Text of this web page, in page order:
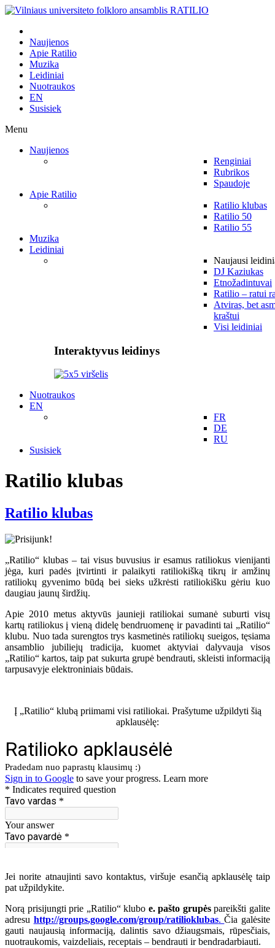
Naujienos
Apie Ratilio
Muzika
Leidiniai
Nuotraukos
EN
Susisiek
Menu
Naujienos
Renginiai
Rubrikos
Spaudoje
Apie Ratilio
Ratilio klubas
Ratilio 50
Ratilio 55
Muzika
Leidiniai
Naujausi
DJ Kaziukas
Etnožadintuvai
Ratilio – ratui
Atviras, bet
kraštui
Visi leidiniai
Interaktyvus leidinys
Nuotraukos
EN
FR
DE
RU
Susisiek
Ratilio klubas
Ratilio klubas
„Ratilio“ klubas – tai visus buvusius ir esamus ratiliokus vienijanti
jėga, kuri padės įtvirtinti ir palaikyti ratiliokišką tikrų ir amžinų
ratiliokų gyvenimo būdą bei sieks užkrėsti ratiliokišku gėriu kuo
daugiau jaunų širdžių.
Apie 2010 metus aktyvūs jaunieji ratiliokai sumanė suburti visų
kartų ratiliokus į vieną didelę bendruomenę ir pavadinti tai „Ratilio“
klubu. Nuo tada surengtos trys kasmetinės ratiliokų sueigos, tęsiama
ansamblio jubiliejų tradicija, kuomet aktyviai dalyvauja visos
„Ratilio“ kartos, taip pat sukurta grupė bendrauti, skleisti informaciją
tarpusavyje elektroniniais būdais.
Į „Ratilio“ klubą priimami visi ratiliokai. Prašytume užpildyti šią
apklausėlę:
Jei norite atnaujinti savo kontaktus, viršuje esančią apklausėlę taip
pat užpildykite.
Norą prisijungti prie „Ratilio“ klubo e. pašto grupėspareikšti galite
adresu http://groups.google.com/group/ratilioklubas.Čia galėsite
gauti naujausią informaciją, dalintis savo džiaugsmais, rūpesčiais,
nuotraukomis, vaizdeliais, receptais – bendrauti ir bendradarbiauti.